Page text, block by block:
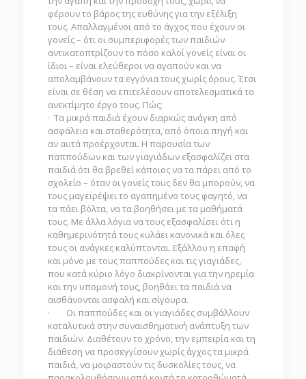
φέρουν το βάρος της ευθύνης για την εξέλιξη
τους. Απαλλαγμένοι από το άγχος που έχουν οι
γονείς – ότι οι συμπεριφορές των παιδιών
αντικατοπτρίζουν το πόσο καλοί γονείς είναι οι
ίδιοι – είναι ελεύθεροι να αγαπούν και να
απολαμβάνουν τα εγγόνια τους χωρίς όρους. Έτσι
είναι σε θέση να επιτελέσουν αποτελεσματικά το
ανεκτίμητο έργο τους. Πώς;
· Τα μικρά παιδιά έχουν διαρκώς ανάγκη από
ασφάλεια και σταθερότητα, από όποια πηγή και
αν αυτά προέρχονται. Η παρουσία των
παππούδων και των γιαγιάδων εξασφαλίζει στα
παιδιά ότι θα βρεθεί κάποιος να τα πάρει από το
σχολείο – όταν οι γονείς τους δεν θα μπορούν, να
τους μαγειρέψει το αγαπημένο τους φαγητό, να
τα πάει βόλτα, να τα βοηθήσει με τα μαθήματά
τους. Με άλλα λόγια να τους εξασφαλίσει ότι η
καθημερινότητά τους κυλάει κανονικά και όλες
τους οι ανάγκες καλύπτονται. Εξάλλου η επαφή
και μόνο με τους παππούδες και τις γιαγιάδες,
που κατά κύριο λόγο διακρίνονται για την ηρεμία
και την υπομονή τους, βοηθάει τα παιδιά να
αισθάνονται ασφαλή και σίγουρα.
· Οι παππούδες και οι γιαγιάδες συμβάλλουν
καταλυτικά στην συναισθηματική ανάπτυξη των
παιδιών. Διαθέτουν το χρόνο, την εμπειρία και τη
διάθεση να προσεγγίσουν χωρίς άγχος τα μικρά
παιδιά, να μοιραστούν τις δυσκολίες τους, να